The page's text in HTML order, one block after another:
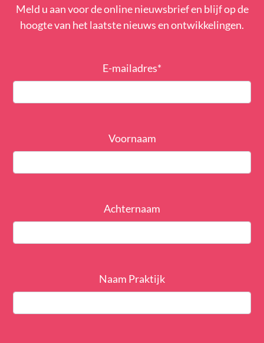
Meld u aan voor de online nieuwsbrief en blijf op de
hoogte van het laatste nieuws en ontwikkelingen.
E-mailadres*
Voornaam
Achternaam
Naam Praktijk